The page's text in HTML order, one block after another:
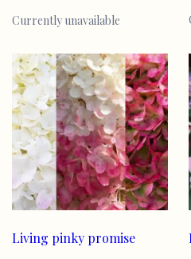
Currently unavailable
Living pinky promise